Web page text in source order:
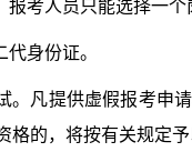
身份证。
凡提供虚假报考申
的，将按有关规定